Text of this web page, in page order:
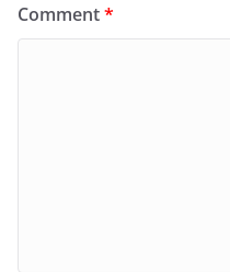
Comment*